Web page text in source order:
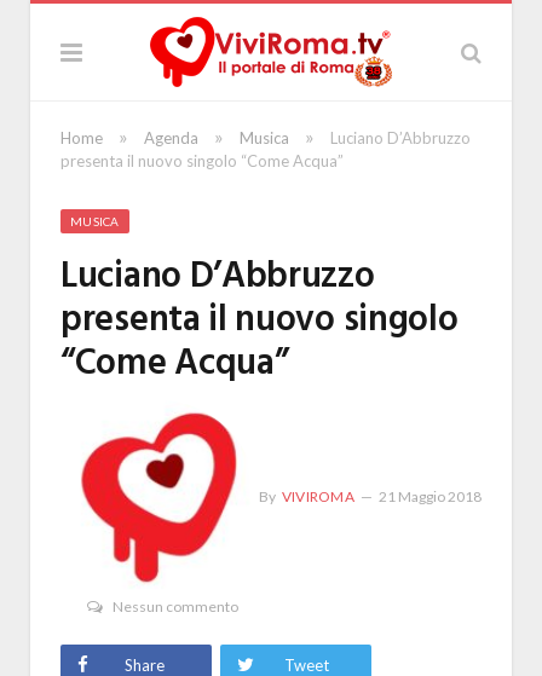
Home » Agenda » Musica »
Luciano D’Abbruzzo
presenta il nuovo singolo “Come Acqua”
MUSICA
Luciano D’Abbruzzo
presenta il nuovo singolo
“Come Acqua”
By VIVIROMA 21 Maggio 2018
Nessun commento
Share Tweet